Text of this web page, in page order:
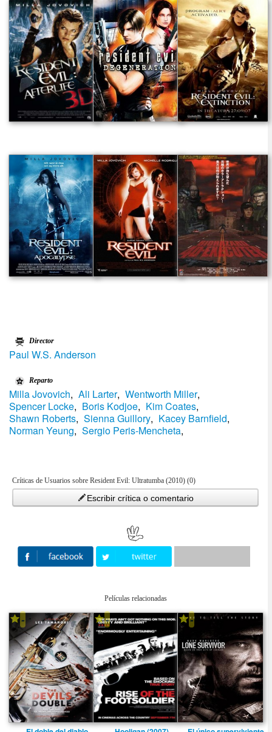
Director
Paul W.S. Anderson
Reparto
Milla Jovovich, Ali Larter, Wentworth Miller,
Spencer Locke, Boris Kodjoe, Kim Coates,
Shawn Roberts, Sienna Guillory, Kacey Barnfield,
Norman Yeung, Sergio Peris-Mencheta,
Críticas de Usuarios sobre Resident Evil: Ultratumba (2010) (0)
Escribir crítica o comentario
Películas relacionadas
- - -